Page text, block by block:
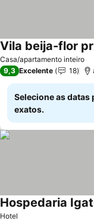
Casa/apartamento inteiro
Vila beija-flor
9,3 Excelente 18
Selecione as datas
exatos.
Hotel
Hospedaria